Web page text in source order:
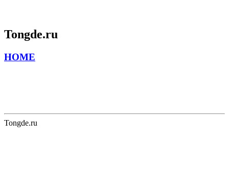
Tongde.ru
HOME
Tongde.ru